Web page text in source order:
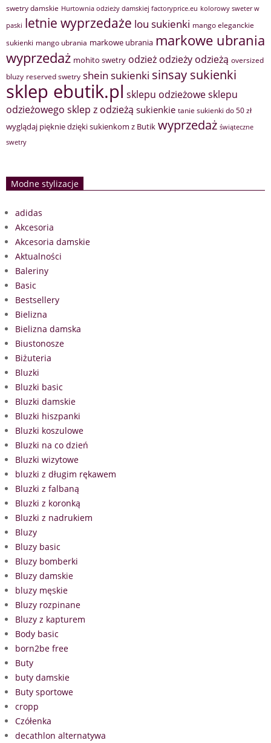
swetry damskie Hurtownia odzieży damskiej factoryprice.eu kolorowy sweter w
paski letnie wyprzedaże lou sukienki mango eleganckie
sukienki mango ubrania markowe ubrania markowe ubrania
wyprzedaż mohito swetry odzież odzieży odzieżą oversized
bluzy reserved swetry shein sukienki sinsay sukienki
sklep ebutik.pl sklepu odzieżowesklepu
odzieżowego sklep z odzieżą sukienkie tanie sukienki do 50 zł
wyglądaj pięknie dzięki sukienkom z Butik wyprzedaż świąteczne
swetry
Modne stylizacje
adidas
Akcesoria
Akcesoria damskie
Aktualności
Baleriny
Basic
Bestsellery
Bielizna
Bielizna damska
Biustonosze
Biżuteria
Bluzki
Bluzki basic
Bluzki damskie
Bluzki hiszpanki
Bluzki koszulowe
Bluzki na co dzień
Bluzki wizytowe
bluzki z długim rękawem
Bluzki z falbaną
Bluzki z koronką
Bluzki z nadrukiem
Bluzy
Bluzy basic
Bluzy bomberki
Bluzy damskie
bluzy męskie
Bluzy rozpinane
Bluzy z kapturem
Body basic
born2be free
Buty
buty damskie
Buty sportowe
cropp
Czółenka
decathlon alternatywa